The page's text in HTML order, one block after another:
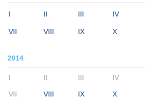
I II III IV
VII VIII IX X
2014
I II III IV
VII VIII IX X